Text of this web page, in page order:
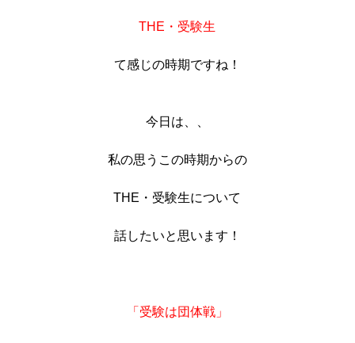
THE・受験生
て感じの時期ですね！
今日は、、
私の思うこの時期からの
THE・受験生について
話したいと思います！
「受験は団体戦」